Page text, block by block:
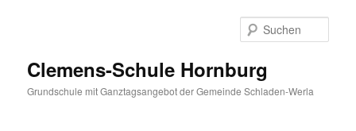
Clemens-Schule Hornburg
Grundschule mit Ganztagsangebot der Gemeinde Schladen-Werla